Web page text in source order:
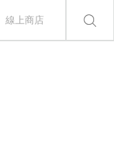
線上商店